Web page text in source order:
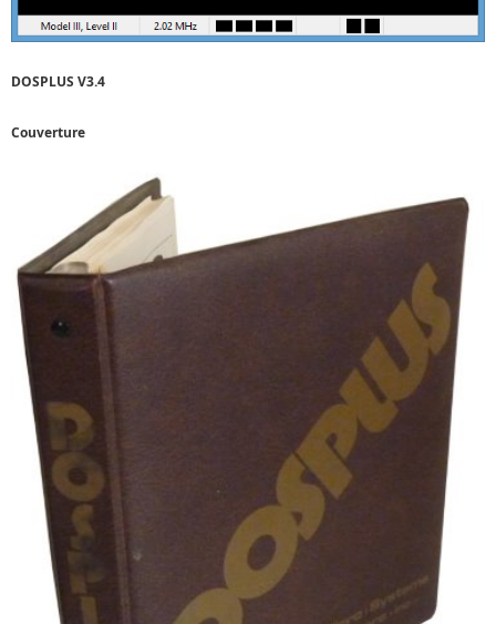
DOSPLUS V3.4
Couverture